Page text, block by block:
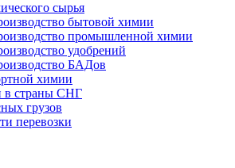
сырья
бытовой химии
промышленной химии
удобрений
БАДов
химии
в страны СНГ
грузов
перевозки